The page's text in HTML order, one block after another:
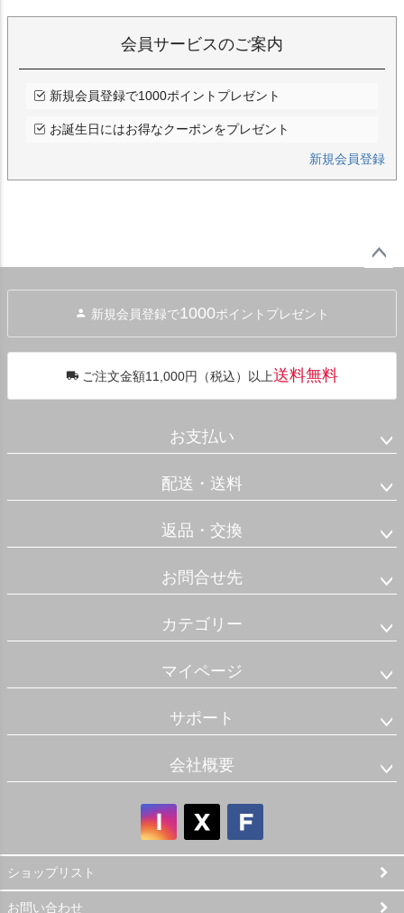
会員サービスのご案内
新規会員登録で1000ポイントプレゼント
お誕生日にはお得なクーポンをプレゼント
新規会員登録
へ
新規会員登録で1000ポイントプレゼント
ご注文金額11,000円（税込）以上送料無料
お支払い
配送・送料
返品・交換
お問合せ先
カテゴリー
マイページ
サポート
会社概要
ショップリスト
お問い合わせ